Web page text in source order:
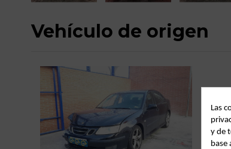
Vehículo de origen
Las
y de
base